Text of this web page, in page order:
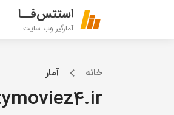
استتس‌فــا
آمارگیر وب سایت
خانه آمار